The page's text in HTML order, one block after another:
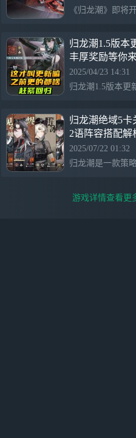
人向您保证，这
才会收到这封招
“映入你龙胤之
泡影般的美梦呢
加入我们吧，我
一切。”
归龙潮1.5版本
丰厚奖励等你
2025/04/23 14:31
归龙潮绝域5卡
2语阵容搭配解
2025/07/22 01:32
游戏详情查看更